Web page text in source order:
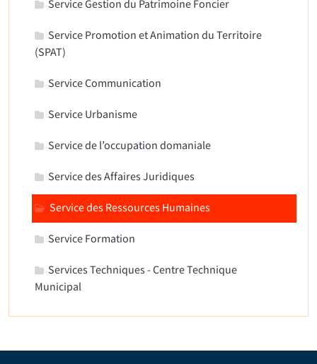
Service Gestion du Patrimoine Foncier
Service Promotion et Animation du Territoire
(SPAT)
Service Communication
Service Urbanisme
Service de l’occupation domaniale
Service des Affaires Juridiques
Service des Ressources Humaines
Service Formation
Services Techniques - Centre Technique
Municipal